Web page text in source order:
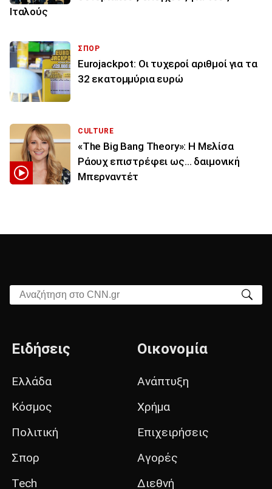
Ιταλούς
ΣΠΟΡ
Eurojackpot: Οι τυχεροί αριθμοί για τα
32 εκατoμμύρια ευρώ
CULTURE
«The Big Bang Theory»: Η Μελίσα
Ράουχ επιστρέφει ως… δαιμονική
Μπερναντέτ
Αναζήτηση στο CNN.gr
Ειδήσεις
Ελλάδα
Κόσμος
Πολιτική
Σπορ
Tech
Οικονομία
Ανάπτυξη
Χρήμα
Επιχειρήσεις
Αγορές
Διεθνή